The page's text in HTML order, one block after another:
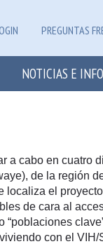
PREGUNTAS
NOTICIAS E
a cabo en cuatro
de la región
localiza el
de cara al
“poblaciones
con el VIH/